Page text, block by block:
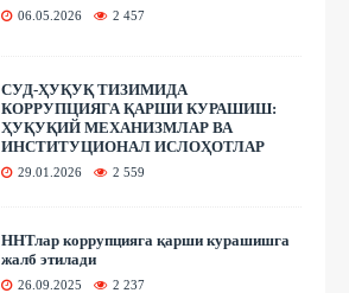
06.05.2026 2 457
СУД-ҲУҚУҚ ТИЗИМИДА
КОРРУПЦИЯГА ҚАРШИ КУРАШИШ:
ҲУҚУҚИЙ МЕХАНИЗМЛАР ВА
ИНСТИТУЦИОНАЛ ИСЛОҲОТЛАР
29.01.2026 2 559
ННТлар коррупцияга қарши курашишга
жалб этилади
26.09.2025 2 237